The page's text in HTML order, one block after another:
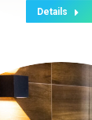
Details